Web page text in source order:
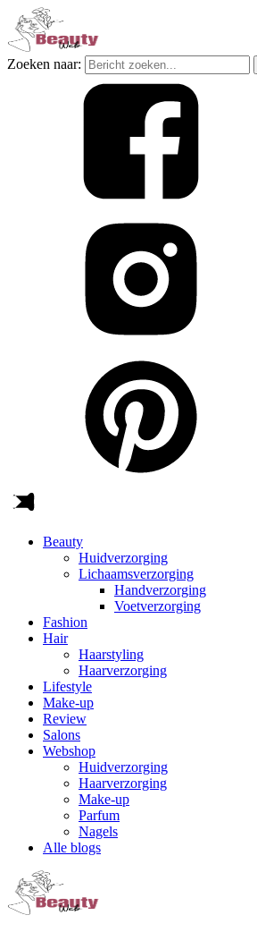
Zoeken naar:
Beauty
Huidverzorging
Lichaamsverzorging
Handverzorging
Voetverzorging
Fashion
Hair
Haarstyling
Haarverzorging
Lifestyle
Make-up
Review
Salons
Webshop
Huidverzorging
Haarverzorging
Make-up
Parfum
Nagels
Alle blogs